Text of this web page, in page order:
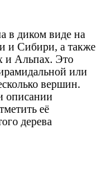
в диком виде на
и Сибири, а также
и Альпах. Это
или
вершин.
описании
её
дерева